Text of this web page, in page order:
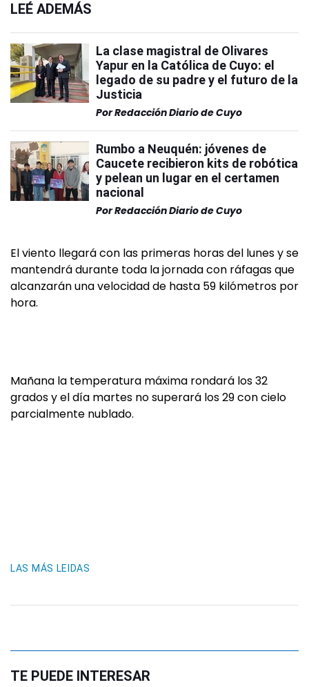
LEÉ ADEMÁS
La clase magistral de Olivares
Yapur en la Católica de Cuyo: el
legado de su padre y el futuro de la
Justicia
PorRedacción Diario de Cuyo
Rumbo a Neuquén: jóvenes de
Caucete recibieron kits de robótica
y pelean un lugar en el certamen
nacional
PorRedacción Diario de Cuyo
El viento llegará con las primeras horas del lunes y se
mantendrá durante toda la jornada con ráfagas que
alcanzarán una velocidad de hasta 59 kilómetros por
hora.
Mañana la temperatura máxima rondará los 32
grados y el día martes no superará los 29 con cielo
parcialmente nublado.
LAS MÁS LEIDAS
TE PUEDE INTERESAR